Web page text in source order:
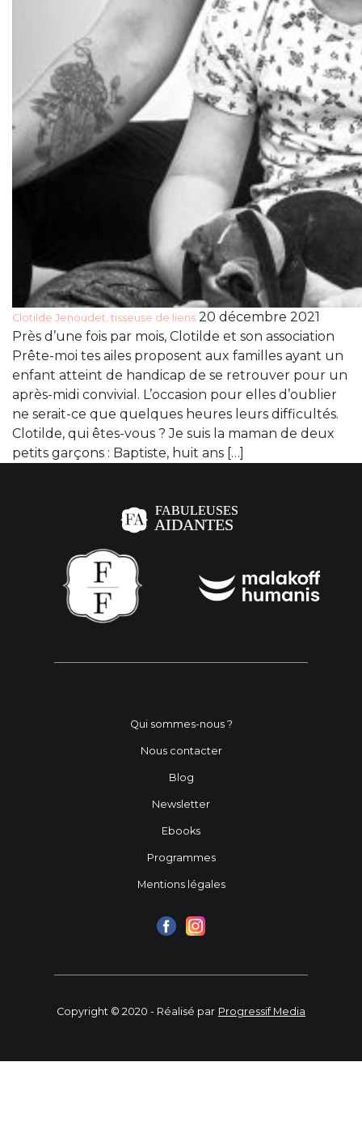
Clotilde Jenoudet, tisseuse de liens 20 décembre 2021
Près d’une fois par mois, Clotilde et son association
Prête-moi tes ailes proposent aux familles ayant un
enfant atteint de handicap de se retrouver pour un
après-midi convivial. L’occasion pour elles d’oublier
ne serait-ce que quelques heures leurs difficultés.
Clotilde, qui êtes-vous ? Je suis la maman de deux
petits garçons : Baptiste, huit ans […]
Qui sommes-nous ?
Nous contacter
Blog
Newsletter
Ebooks
Programmes
Mentions légales
Copyright © 2020 - Réalisé par Progressif Media